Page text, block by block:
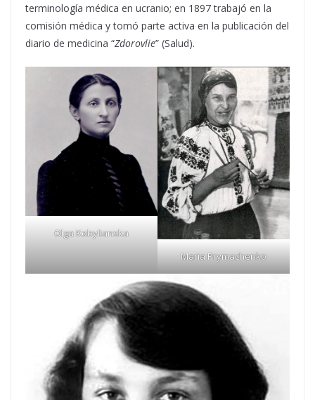
terminología médica en ucranio; en 1897 trabajó en la
comisión médica y tomó parte activa en la publicación del
diario de medicina “Zdorovlie” (Salud).
Olga Kobylianska
Maria Prymachenko